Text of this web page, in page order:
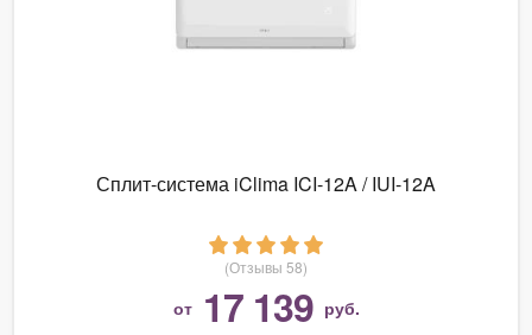
Сплит-система iClima ICI-12A / IUI-12A
(Отзывы 58)
от 17 139 руб.